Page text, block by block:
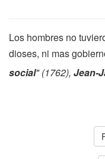
Los hombres no
dioses, ni mas
social" (1762), Jean-